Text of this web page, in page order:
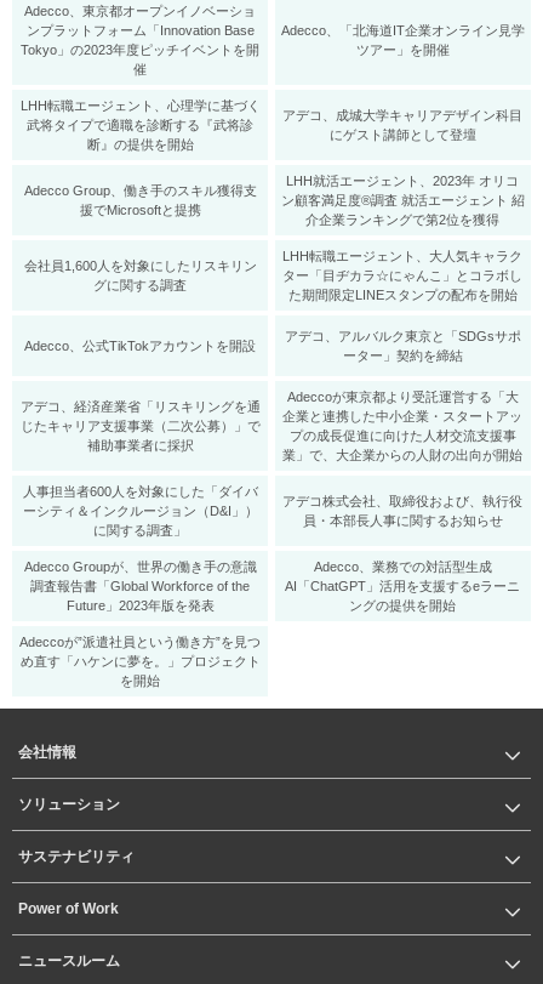
Adecco、東京都オープンイノベーショ
ンプラットフォーム「Innovation Base
Tokyo」の2023年度ピッチイベントを開
催
Adecco、「北海道IT企業オンライン見学
ツアー」を開催
LHH転職エージェント、心理学に基づく
武将タイプで適職を診断する『武将診
断』の提供を開始
アデコ、成城大学キャリアデザイン科目
にゲスト講師として登壇
Adecco Group、働き手のスキル獲得支
援でMicrosoftと提携
LHH就活エージェント、2023年 オリコ
ン顧客満足度®調査 就活エージェント 紹
介企業ランキングで第2位を獲得
会社員1,600人を対象にしたリスキリン
グに関する調査
LHH転職エージェント、大人気キャラク
ター「目ヂカラ☆にゃんこ」とコラボし
た期間限定LINEスタンプの配布を開始
Adecco、公式TikTokアカウントを開設
アデコ、アルバルク東京と「SDGsサポ
ーター」契約を締結
アデコ、経済産業省「リスキリングを通
じたキャリア支援事業（二次公募）」で
補助事業者に採択
Adeccoが東京都より受託運営する「大
企業と連携した中小企業・スタートアッ
プの成長促進に向けた人材交流支援事
業」で、大企業からの人財の出向が開始
人事担当者600人を対象にした「ダイバ
ーシティ＆インクルージョン（D&I」）
に関する調査」
アデコ株式会社、取締役および、執行役
員・本部長人事に関するお知らせ
Adecco Groupが、世界の働き手の意識
調査報告書「Global Workforce of the
Future」2023年版を発表
Adecco、業務での対話型生成
AI「ChatGPT」活用を支援するeラーニ
ングの提供を開始
Adeccoが”派遣社員という働き方”を見つ
め直す「ハケンに夢を。」プロジェクト
を開始
会社情報
ソリューション
サステナビリティ
Power of Work
ニュースルーム